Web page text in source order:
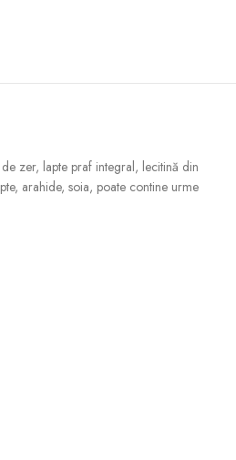
zer, lapte praf integral, lecitină din
arahide, soia, poate contine urme